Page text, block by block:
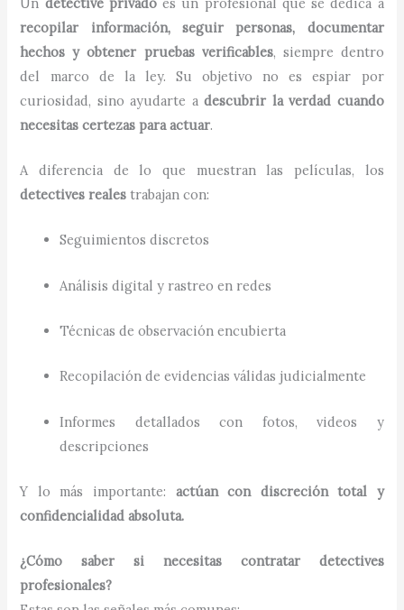
recopilar información, seguir personas, documentar
hechos y obtener pruebas verificables, siempre dentro
del marco de la ley. Su objetivo no es espiar por
curiosidad, sino ayudarte adescubrir la verdad cuando
necesitas certezas para actuar.
A diferencia de lo que muestran las películas, los
detectives reales trabajan con:
Seguimientos discretos
Análisis digital y rastreo en redes
Técnicas de observación encubierta
Recopilación de evidencias válidas judicialmente
Informes detallados con fotos, videos y
descripciones
Y lo más importante: actúan con discreción total y
confidencialidad absoluta.
¿Cómo saber si necesitas contratar detectives
profesionales?